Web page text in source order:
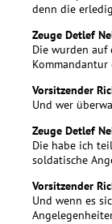
denn die
Zeuge Detlef
Die wurden auf
Kommandantur
Vorsitzender
Und wer
Zeuge Detlef
Die habe ich
soldatische
Vorsitzender
Und wenn es